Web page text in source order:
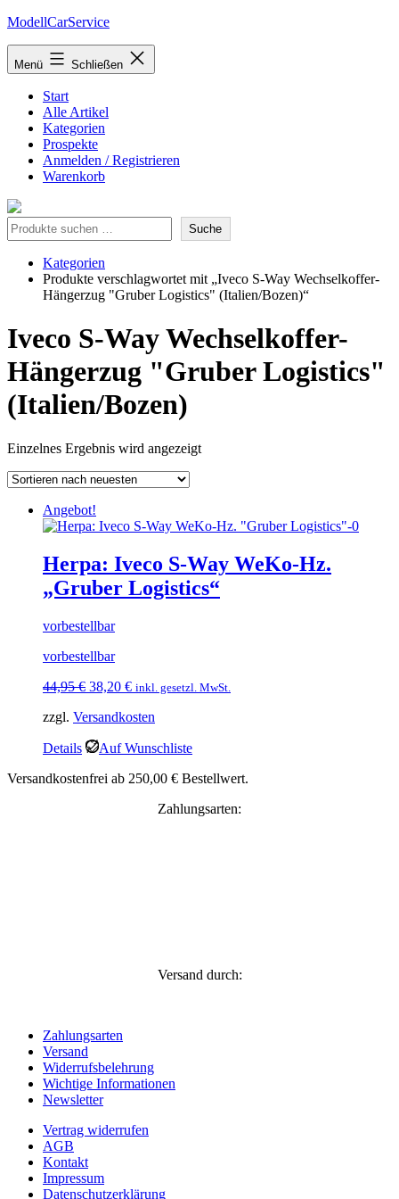
Zum
springen
ModellCarService
Menü Schließen
Start
Alle Artikel
Kategorien
Prospekte
Anmelden / Registrieren
Warenkorb
Suche Suche
Kategorien
Produkte verschlagwortet mit „Iveco S-Way Wechselkoffer-
Hängerzug "Gruber Logistics" (Italien/Bozen)“
Iveco S-Way Wechselkoffer-
Hängerzug "Gruber Logistics"
(Italien/Bozen)
Einzelnes Ergebnis wird angezeigt
Angebot!
Herpa: Iveco S-Way WeKo-Hz.
„Gruber Logistics“
vorbestellbar
vorbestellbar
44,95€ Ursprünglicher
war:
38,20 €Aktueller
ist:
inkl. gesetzl. MwSt.
zzgl. Versandkosten
Details
Auf Wunschliste
Versandkostenfrei ab 250,00 € Bestellwert.
Zahlungsarten:
Versand durch:
Zahlungsarten
Versand
Widerrufsbelehrung
Wichtige Informationen
Newsletter
Vertrag widerrufen
AGB
Kontakt
Impressum
Datenschutzerklärung